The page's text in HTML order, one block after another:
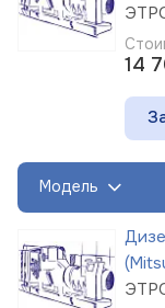
14
Модель